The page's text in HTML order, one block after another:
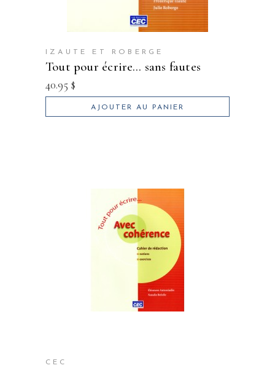
IZAUTE ET ROBERGE
tout pour écrire… sans fautes
40.95 $
AJOUTER AU PANIER
CEC